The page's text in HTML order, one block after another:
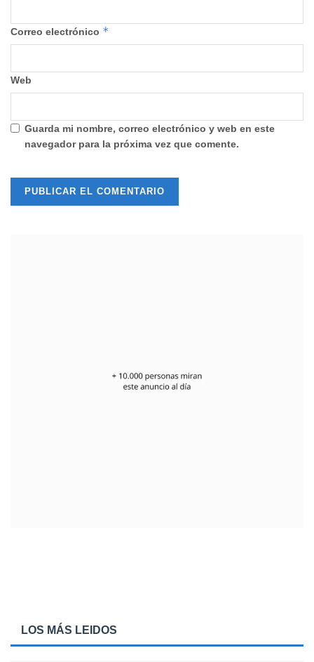
Correo electrónico *
Web
Guarda mi nombre, correo electrónico y web en este
navegador para la próxima vez que comente.
LOS MÁS LEIDOS